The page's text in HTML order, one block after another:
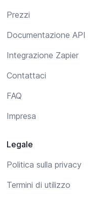
Prezzi
Documentazione API
Integrazione Zapier
Contattaci
FAQ
Impresa
Legale
Politica sulla privacy
Termini di utilizzo